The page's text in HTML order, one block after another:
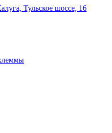
Тульское шоссе, 16